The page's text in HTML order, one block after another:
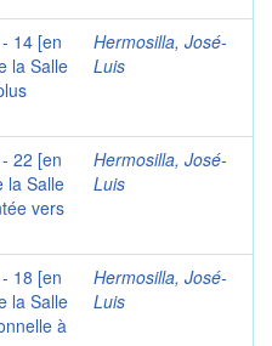
14 [en
la Salle
Hermosilla, José-
Luis
22 [en
la Salle
vers
Hermosilla, José-
Luis
18 [en
la Salle
à
Hermosilla, José-
Luis